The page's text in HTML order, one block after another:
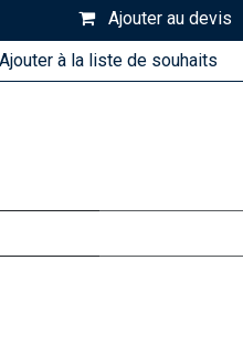
Ajouter au devis
Ajouter à la liste de souhaits